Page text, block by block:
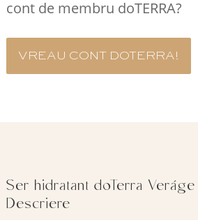
cont de membru doTERRA?
VREAU CONT DOTERRA!
Ser hidratant doTerra
Descriere